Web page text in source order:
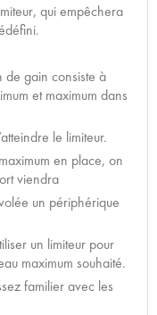
qui empêchera
de gain consiste à
et maximum dans
le limiteur.
en place, on
viendra
un périphérique
un limiteur pour
maximum souhaité.
familier avec les